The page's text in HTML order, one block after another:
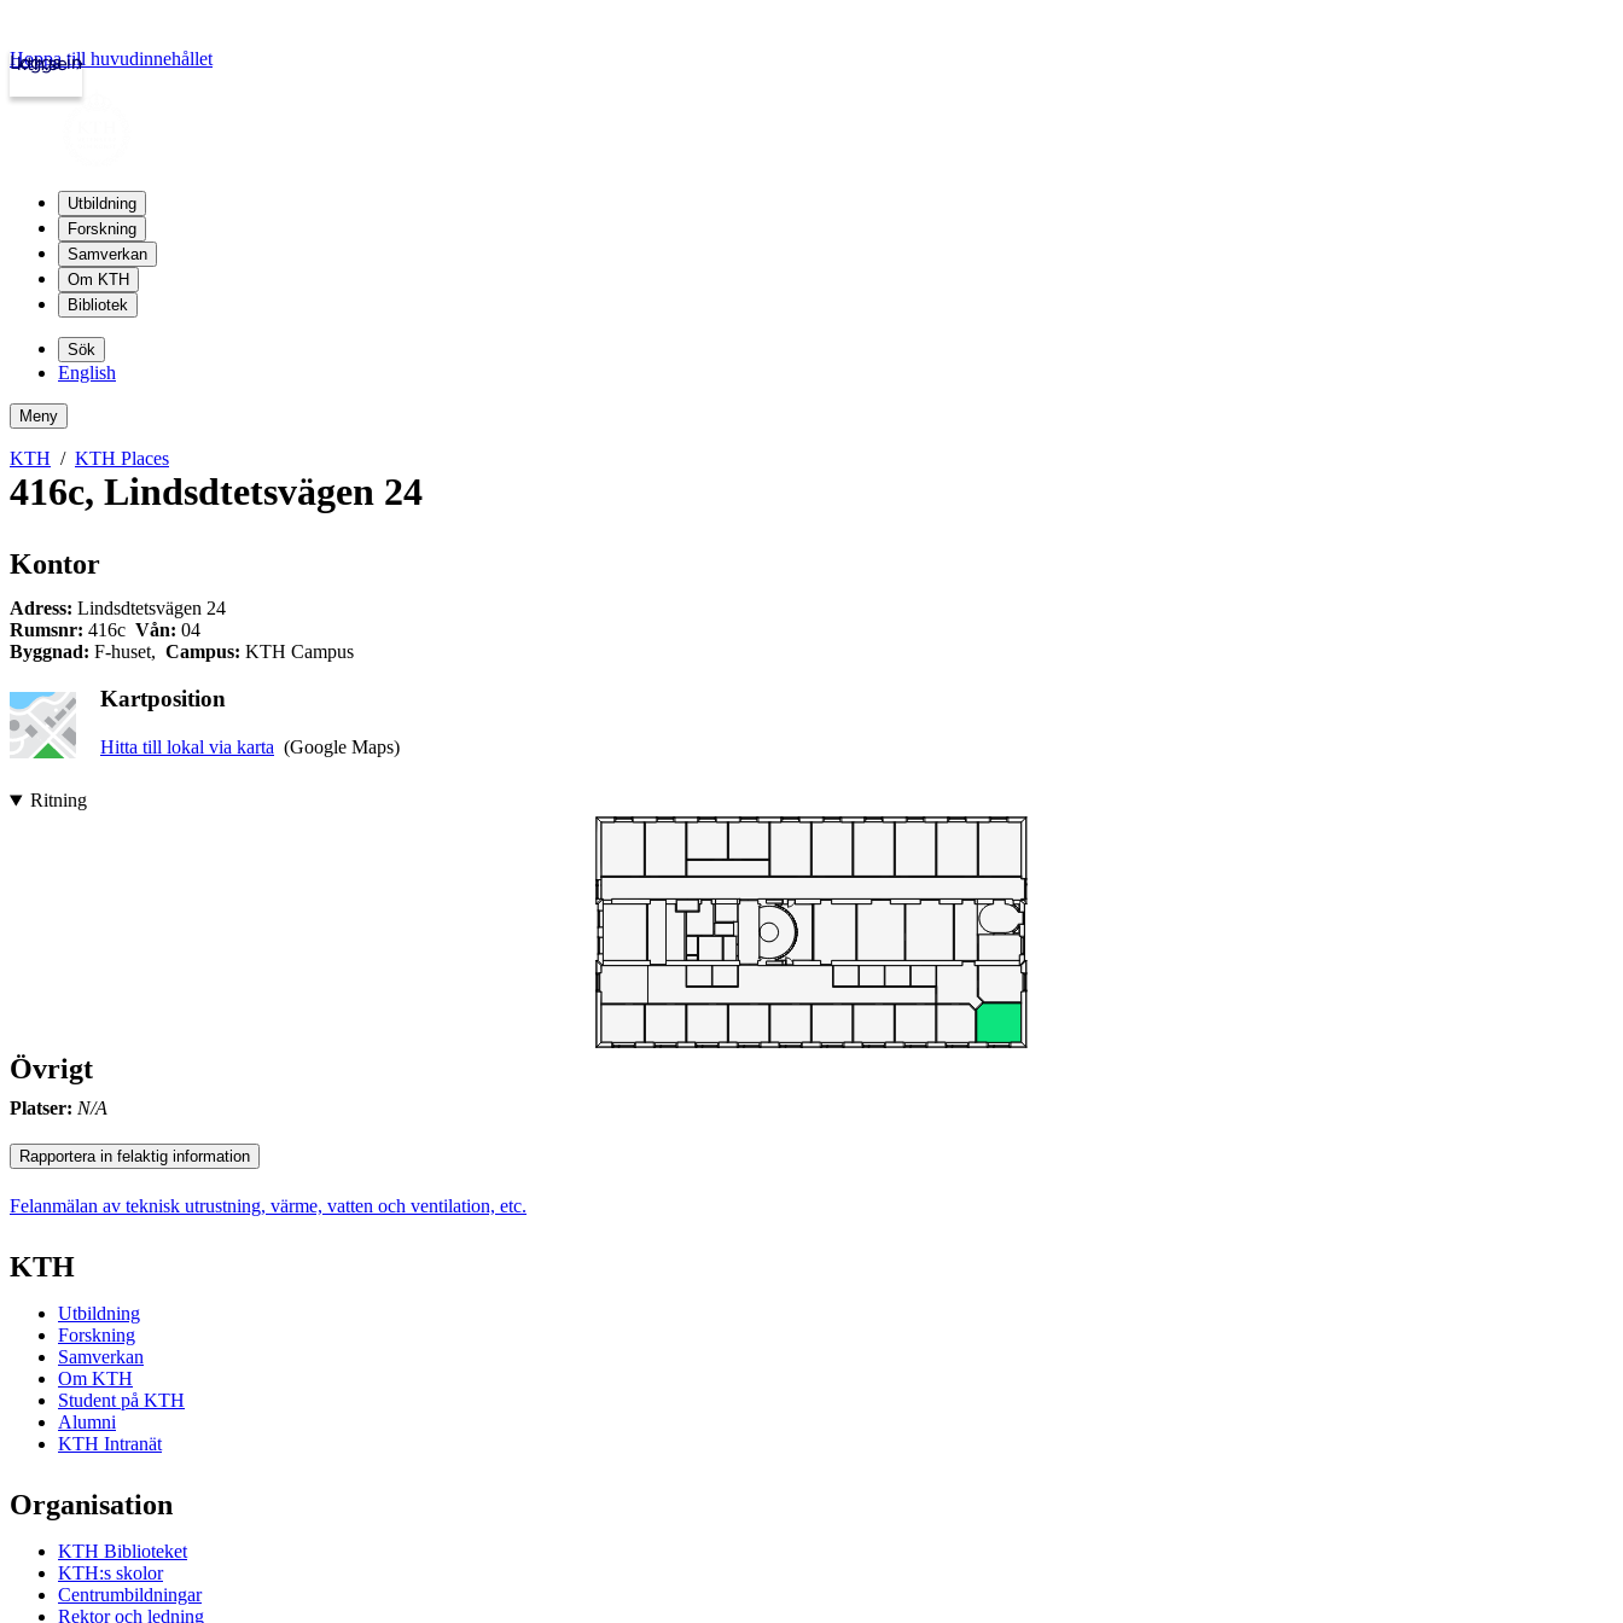
kth.se
Logga in
Hoppa till huvudinnehållet
Utbildning
Forskning
Samverkan
Om KTH
Bibliotek
Sök
English
Meny
KTH KTH Places
416c, Lindsdtetsvägen 24
Kontor
Adress: Lindsdtetsvägen 24
Rumsnr: 416c Vån: 04
Byggnad: F-huset, Campus: KTH Campus
Kartposition
Hitta till lokal via karta (Google Maps)
Ritning
Övrigt
Platser: N/A
Rapportera in felaktig information
Felanmälan av teknisk utrustning, värme, vatten och ventilation, etc.
KTH
Utbildning
Forskning
Samverkan
Om KTH
Student på KTH
Alumni
KTH Intranät
Organisation
KTH Biblioteket
KTH:s skolor
Centrumbildningar
Rektor och ledning